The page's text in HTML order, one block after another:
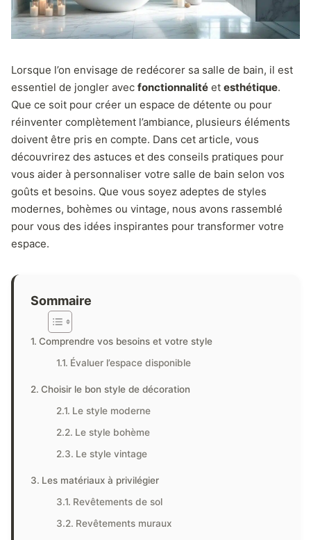
Lorsque l’on envisage de redécorer sa salle de bain, il est
essentiel de jongler avec fonctionnalité et esthétique.
Que ce soit pour créer un espace de détente ou pour
réinventer complètement l’ambiance, plusieurs éléments
doivent être pris en compte. Dans cet article, vous
découvrirez des astuces et des conseils pratiques pour
vous aider à personnaliser votre salle de bain selon vos
goûts et besoins. Que vous soyez adeptes de styles
modernes, bohèmes ou vintage, nous avons rassemblé
pour vous des idées inspirantes pour transformer votre
espace.
Sommaire
Comprendre vos besoins et votre style
Évaluer l’espace disponible
Choisir le bon style de décoration
Le style moderne
Le style bohème
Le style vintage
Les matériaux à privilégier
Revêtements de sol
Revêtements muraux